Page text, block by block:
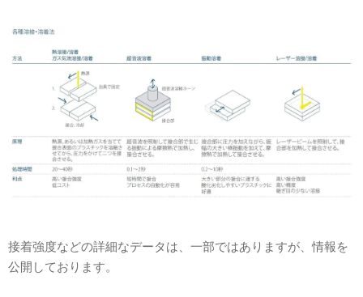
接着強度などの詳細なデータは、一部ではありますが、情報を
公開しております。